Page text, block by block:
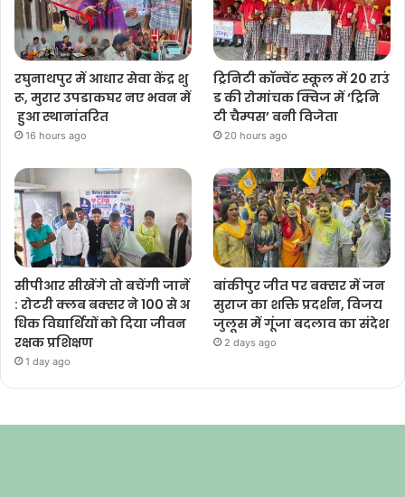
रघुनाथपुर में आधार सेवा केंद्र शु
रू, मुरार उपडाकघर नए भवन में
हुआ स्थानांतरित
16 hours ago
ट्रिनिटी कॉन्वेंट स्कूल में 20 राउं
ड की रोमांचक क्विज में ‘ट्रिनि
टी चैम्पस’ बनी विजेता
20 hours ago
सीपीआर सीखेंगे तो बचेंगी जानें
: रोटरी क्लब बक्सर ने 100 से अ
धिक विद्यार्थियों को दिया जीवन
रक्षक प्रशिक्षण
1 day ago
बांकीपुर जीत पर बक्सर में जन
सुराज का शक्ति प्रदर्शन, विजय
जुलूस में गूंजा बदलाव का संदेश
2 days ago